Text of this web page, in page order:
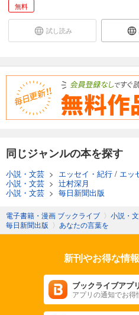
無料
試し読み
同じジャンルの本を探す
小説・文芸 > エッセイ・紀行 / エッ
小説・文芸 > 辻村深月
小説・文芸 > 毎日新聞出版
電子書籍・漫画 ブックライブ 〉 小説・
毎日新聞出版 〉 あなたの言葉を
新刊やお得な情報
ブックライブアプリ
アプリの通知でお得